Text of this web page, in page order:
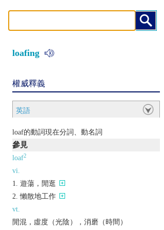
loafing
權威釋義
英語
loaf的動詞現在分詞、動名詞
參見
loaf2
vi.
遊蕩，閒逛
懶散地工作
vt.
閒混，虛度（光陰），消磨（時間）